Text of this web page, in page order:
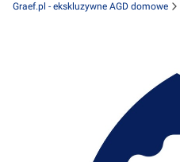
Graef.pl - ekskluzywne AGD domowe